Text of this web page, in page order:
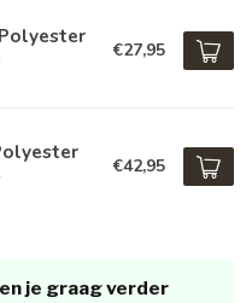
€27,95
€42,95
je graag verder